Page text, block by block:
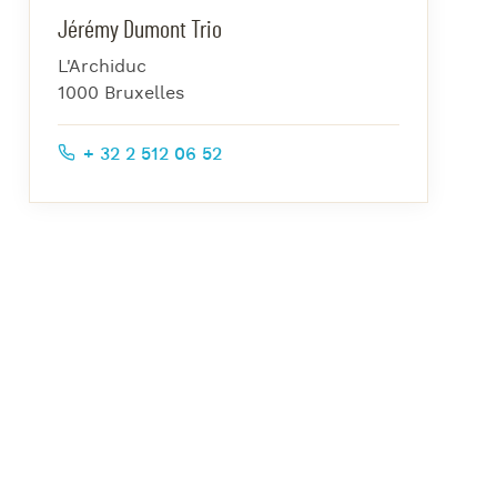
Midis-Jazz
au Pavillon
& Jam at CBG
Jérémy Dumont Trio
L'Archiduc
1000 Bruxelles
+ 32 2 512 06 52